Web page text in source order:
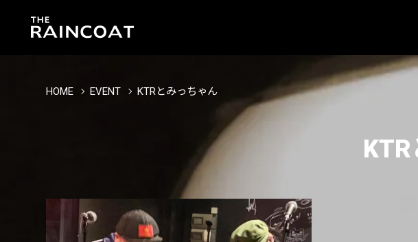
HOME EVENT KTRとみっちゃん